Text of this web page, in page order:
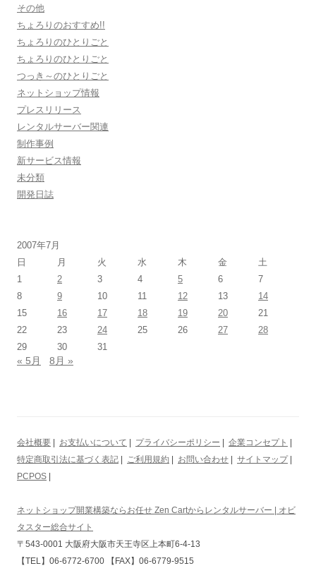
その他
ちょろりのおすすめ!!
ちょろりのひとりごと
ちょろりのひとりごと
つっき～のひとりごと
ネットショップ情報
プレスリリース
レンタルサーバー関連
制作事例
新サービス情報
未分類
開発日誌
2007年7月
日
月 火 水 木 金
土
1
2 3 4 5 6
7
8
9 10 11 12 13
14
15
16 17 18 19 20
21
22
23 24 25 26 27
28
29
30 31
« 5月 8月 »
会社概要 お支払いについて プライバシーポリシー 企業コンセプト
特定商取引法に基づく表記
ご利用規約 お問い合わせ サイトマップ|
PCPOS
ネットショップ開業構築ならお任せ Zen Cartからレンタルサーバー | オビ
タスター総合サイト
〒543-0001 大阪府大阪市天王寺区上本町6-4-13
【TEL】06-6772-6700 【FAX】06-6779-9515